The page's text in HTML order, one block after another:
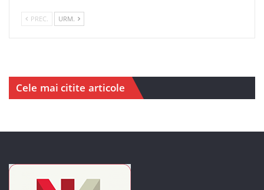
PREC. URM.
Cele mai citite articole